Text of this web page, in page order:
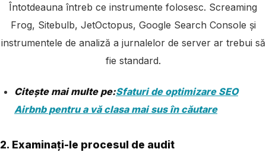
Întotdeauna întreb ce instrumente folosesc. Screaming
Frog, Sitebulb, JetOctopus, Google Search Console și
instrumentele de analiză a jurnalelor de server ar trebui să
fie standard.
Citește mai multe pe:Sfaturi de optimizare SEO
Airbnb pentru a vă clasa mai sus în căutare
2. Examinați-le procesul de audit